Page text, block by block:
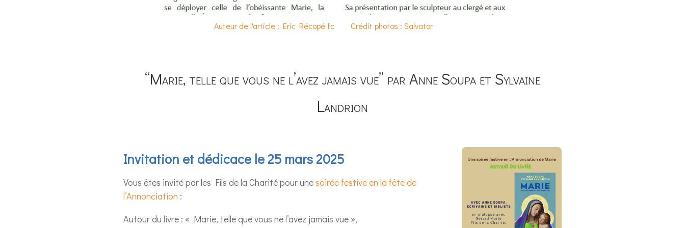
Auteur de l'article : Eric Récopé fc Crédit photos : Salvator
“Marie, telle que vous ne l’avez jamais vue” par Anne Soupa et Sylvaine
Landrion
Invitation et dédicace le 25 mars 2025
Vous êtes invité par les Fils de la Charité pour unesoirée festive en la fête de
l’Annonciation :
Autour du livre : « Marie, telle que vous ne l’avez jamais vue »,